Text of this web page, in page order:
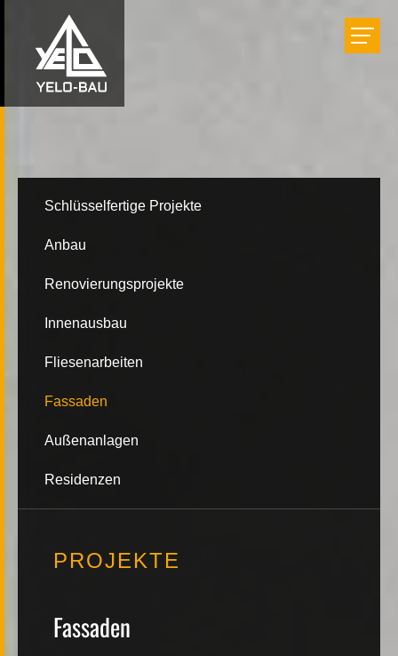
FR
Schlüsselfertige Projekte
Anbau
Renovierungsprojekte
Innenausbau
Fliesenarbeiten
Fassaden
Außenanlagen
Residenzen
PROJEKTE
Fassaden